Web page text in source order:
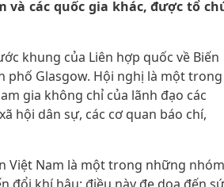
các quốc gia khác, được tổ
khung của Liên hợp quốc về Biến
phố Glasgow. Hội nghị là một trong
gia không chỉ của lãnh đạo các
hội dân sự, các cơ quan báo chí,
Việt Nam là một trong những nhóm